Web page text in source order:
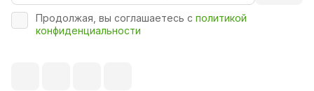
Продолжая, вы соглашаетесь с политикой
конфиденциальности